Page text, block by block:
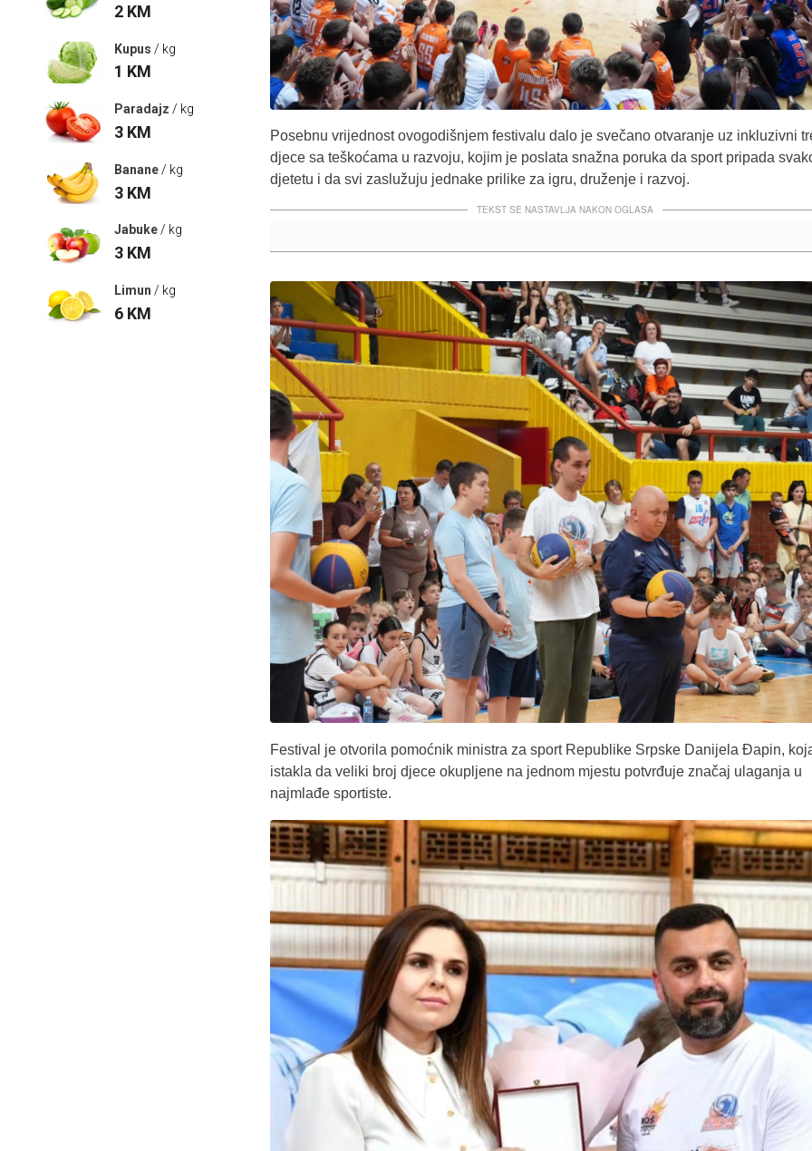
2 KM
Kupus / kg
1 KM
Paradajz / kg
3 KM
Banane / kg
3 KM
Jabuke/ kg
3 KM
Limun / kg
6 KM
Posebnu vrijednost ovogodišnjem festivalu dalo je svečano otvaranje uz inkluzivni
djece sa teškoćama u razvoju, kojim je poslata snažna poruka da sport pripada
djetetu i da svi zaslužuju jednake prilike za igru, druženje i razvoj.
TEKST SE NASTAVLJA NAKON OGLASA
Festival je otvorila pomoćnik ministra za sport Republike Srpske Danijela Đapin,
istakla da veliki broj djece okupljene na jednom mjestu potvrđuje značaj ulaganja u
najmlađe sportiste.